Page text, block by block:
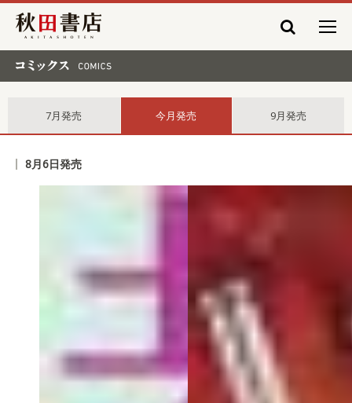
秋田書店
7月発売 今月発売 9月発売
8月6日発売